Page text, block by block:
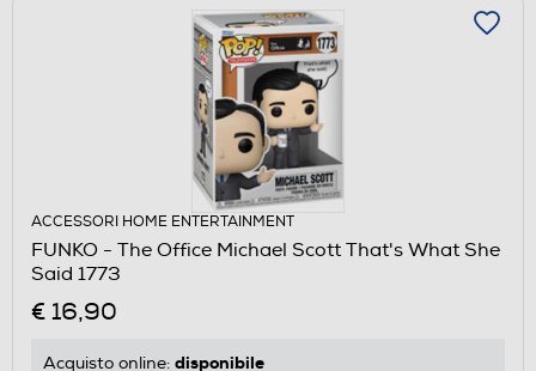
ACCESSORI HOME ENTERTAINMENT
FUNKO - The Office Michael Scott That's What She
Said 1773
€ 16,90
Acquisto online: disponibile